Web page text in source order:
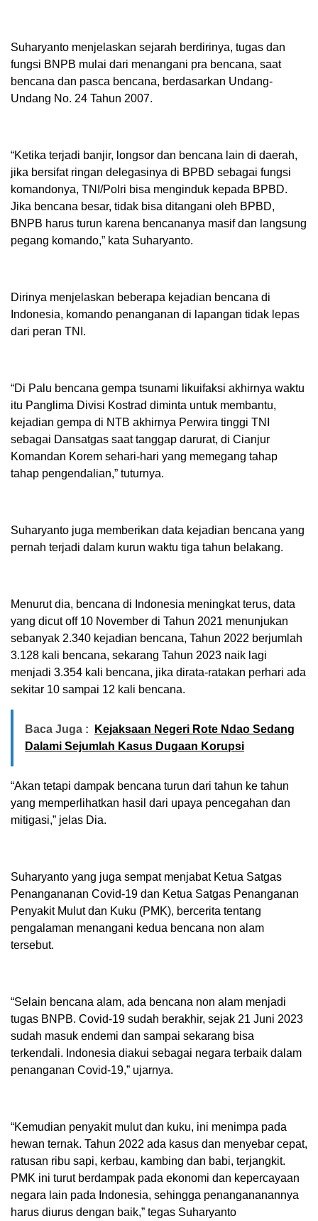
Suharyanto menjelaskan sejarah berdirinya, tugas dan
fungsi BNPB mulai dari menangani pra bencana, saat
bencana dan pasca bencana, berdasarkan Undang-
Undang No. 24 Tahun 2007.
“Ketika terjadi banjir, longsor dan bencana lain di daerah,
jika bersifat ringan delegasinya di BPBD sebagai fungsi
komandonya, TNI/Polri bisa menginduk kepada BPBD.
Jika bencana besar, tidak bisa ditangani oleh BPBD,
BNPB harus turun karena bencananya masif dan langsung
pegang komando,” kata Suharyanto.
Dirinya menjelaskan beberapa kejadian bencana di
Indonesia, komando penanganan di lapangan tidak lepas
dari peran TNI.
“Di Palu bencana gempa tsunami likuifaksi akhirnya waktu
itu Panglima Divisi Kostrad diminta untuk membantu,
kejadian gempa di NTB akhirnya Perwira tinggi TNI
sebagai Dansatgas saat tanggap darurat, di Cianjur
Komandan Korem sehari-hari yang memegang tahap
tahap pengendalian,” tuturnya.
Suharyanto juga memberikan data kejadian bencana yang
pernah terjadi dalam kurun waktu tiga tahun belakang.
Menurut dia, bencana di Indonesia meningkat terus, data
yang dicut off 10 November di Tahun 2021 menunjukan
sebanyak 2.340 kejadian bencana, Tahun 2022 berjumlah
3.128 kali bencana, sekarang Tahun 2023 naik lagi
menjadi 3.354 kali bencana, jika dirata-ratakan perhari ada
sekitar 10 sampai 12 kali bencana.
Baca Juga :
Kejaksaan Negeri Rote Ndao Sedang
Dalami Sejumlah Kasus Dugaan Korupsi
“Akan tetapi dampak bencana turun dari tahun ke tahun
yang memperlihatkan hasil dari upaya pencegahan dan
mitigasi,” jelas Dia.
Suharyanto yang juga sempat menjabat Ketua Satgas
Penangananan Covid-19 dan Ketua Satgas Penanganan
Penyakit Mulut dan Kuku (PMK), bercerita tentang
pengalaman menangani kedua bencana non alam
tersebut.
“Selain bencana alam, ada bencana non alam menjadi
tugas BNPB. Covid-19 sudah berakhir, sejak 21 Juni 2023
sudah masuk endemi dan sampai sekarang bisa
terkendali. Indonesia diakui sebagai negara terbaik dalam
penanganan Covid-19,” ujarnya.
“Kemudian penyakit mulut dan kuku, ini menimpa pada
hewan ternak. Tahun 2022 ada kasus dan menyebar cepat,
ratusan ribu sapi, kerbau, kambing dan babi, terjangkit.
PMK ini turut berdampak pada ekonomi dan kepercayaan
negara lain pada Indonesia, sehingga penangananannya
harus diurus dengan baik,” tegas Suharyanto